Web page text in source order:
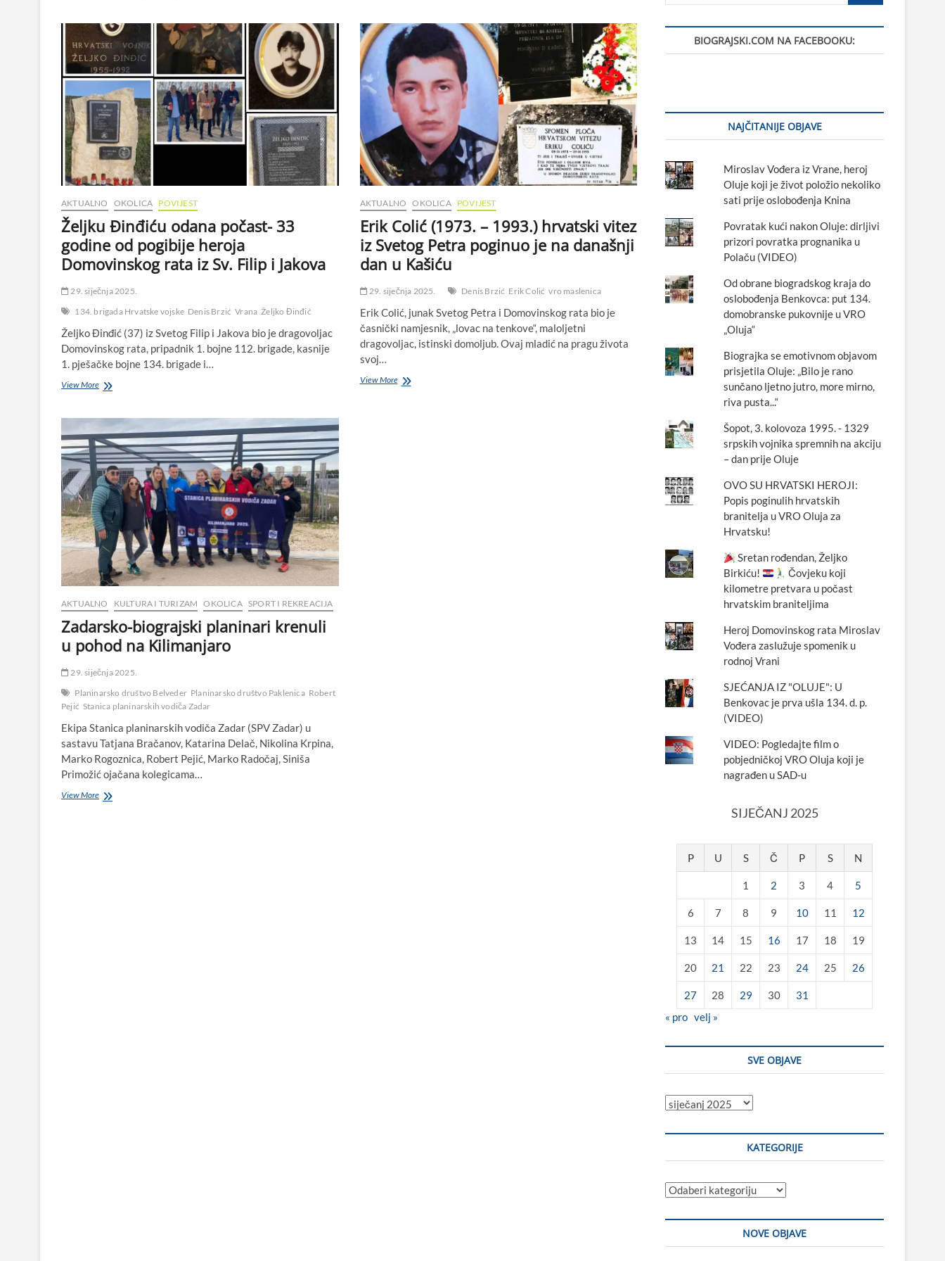
AKTUALNO OKOLICA POVIJEST
Željku Đinđiću odana počast- 33
godine od pogibije heroja
Domovinskog rata iz Sv. Filip i Jakova
29. siječnja 2025.
134. brigada Hrvatske vojske Denis Brzić Vrana Željko Đinđić
Željko Đinđić (37) iz Svetog Filip i Jakova bio je dragovoljac
Domovinskog rata, pripadnik 1. bojne 112. brigade, kasnije
1. pješačke bojne 134. brigade i…
View MoreŽeljku
33
godine
od
pogibije
heroja
Domovinskog
rata
iz
Sv.
Filip
i
Jakova
AKTUALNO OKOLICA POVIJEST
Erik Colić (1973. – 1993.) hrvatski vitez
iz Svetog Petra poginuo je na današnji
dan u Kašiću
29. siječnja 2025. Denis Brzić Erik Colić vro maslenica
Erik Colić, junak Svetog Petra i Domovinskog rata bio je
časnički namjesnik, „lovac na tenkove“, maloljetni
dragovoljac, istinski domoljub. Ovaj mladić na pragu života
svoj…
View MoreErik
AKTUALNO KULTURA I TURIZAM OKOLICA SPORT I REKREACIJA
Zadarsko-biograjski planinari krenuli
u pohod na Kilimanjaro
29. siječnja 2025.
Planinarsko društvo Belveder Planinarsko društvo Paklenica Robert
Pejić Stanica planinarskih vodiča Zadar
Ekipa Stanica planinarskih vodiča Zadar (SPV Zadar) u
sastavu Tatjana Bračanov, Katarina Delač, Nikolina Krpina,
Marko Rogoznica, Robert Pejić, Marko Radočaj, Siniša
Primožić ojačana kolegicama…
View MoreZadarsko-
BIOGRAJSKI.COM NA FACEBOOKU:
NAJČITANIJE OBJAVE
Miroslav Vođera iz Vrane, heroj
Oluje koji je život položio nekoliko
sati prije oslobođenja Knina
Povratak kući nakon Oluje: dirljivi
prizori povratka prognanika u
Polaču (VIDEO)
Od obrane biogradskog kraja do
oslobođenja Benkovca: put 134.
domobranske pukovnije u VRO
„Oluja“
Biograjka se emotivnom objavom
prisjetila Oluje: „Bilo je rano
sunčano ljetno jutro, more mirno,
riva pusta...“
Šopot, 3. kolovoza 1995. - 1329
srpskih vojnika spremnih na akciju
– dan prije Oluje
OVO SU HRVATSKI HEROJI:
Popis poginulih hrvatskih
branitelja u VRO Oluja za
Hrvatsku!
Sretan rođendan, Željko
Birkiću!
Čovjeku koji
kilometre pretvara u počast
hrvatskim braniteljima
Heroj Domovinskog rata Miroslav
Vođera zaslužuje spomenik u
rodnoj Vrani
SJEĆANJA IZ "OLUJE": U
Benkovac je prva ušla 134. d. p.
(VIDEO)
VIDEO: Pogledajte film o
pobjedničkoj VRO Oluja koji je
nagrađen u SAD-u
SIJEČANJ 2025
P U S Č P S N
1 2 3 4 5
6 7 8 9 10 11 12
13 14 15 16 17 18 19
20 21 22 23 24 25 26
27 28 29 30
31
« pro velj »
SVE OBJAVE
Sve
KATEGORIJE
Kategorije
NOVE OBJAVE